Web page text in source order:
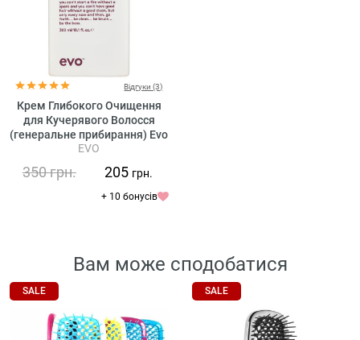
Відгуки (3)
Крем Глибокого Очищення
для Кучерявого Волосся
(генеральне прибирання) Evo
Springsclean Deep Clean
EVO
350грн. 205 грн.
+ 10 бонусів
Вам може сподобатися
SALE SALE